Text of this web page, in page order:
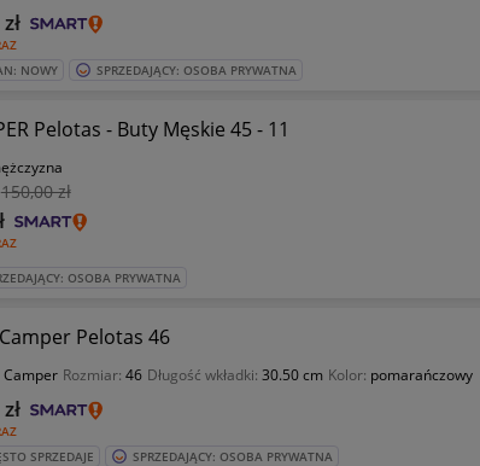
zł
NOWY SPRZEDAJĄCY: OSOBA PRYWATNA
Pelotas - Buty Męskie 45 - 11
150,00 zł
OSOBA PRYWATNA
Pelotas 46
Camper Rozmiar: 46 Długość wkładki: 30.50 cm Kolor: pomarańczowy
zł
SPRZEDAJE SPRZEDAJĄCY: OSOBA PRYWATNA